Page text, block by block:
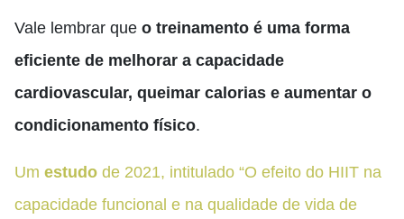
Vale lembrar que o treinamento é uma forma
eficiente de melhorar a capacidade
cardiovascular, queimar calorias e aumentar o
condicionamento físico.
Um estudo de 2021, intitulado “O efeito do HIIT na
capacidade funcional e na qualidade de vida de